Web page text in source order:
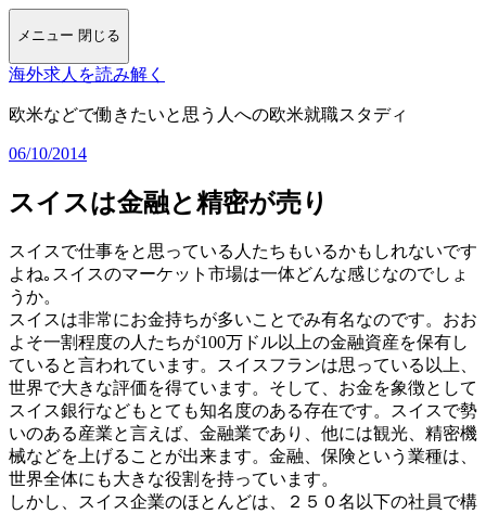
メニュー 閉じる
海外求人を読み解く
欧米などで働きたいと思う人への欧米就職スタディ
06/10/2014
スイスは金融と精密が売り
スイスで仕事をと思っている人たちもいるかもしれないです
よね｡スイスのマーケット市場は一体どんな感じなのでしょ
うか。
スイスは非常にお金持ちが多いことでみ有名なのです。おお
よそ一割程度の人たちが100万ドル以上の金融資産を保有し
ていると言われています。スイスフランは思っている以上、
世界で大きな評価を得ています。そして、お金を象徴として
スイス銀行などもとても知名度のある存在です。スイスで勢
いのある産業と言えば、金融業であり、他には観光、精密機
械などを上げることが出来ます。金融、保険という業種は、
世界全体にも大きな役割を持っています。
しかし、スイス企業のほとんどは、２５０名以下の社員で構